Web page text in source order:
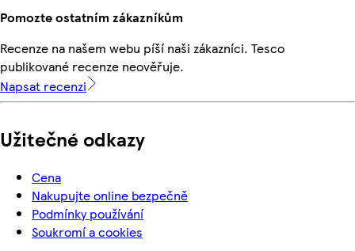
Pomozte ostatním zákazníkům
Recenze na našem webu píší naši zákazníci. Tesco
publikované recenze neověřuje.
Napsat recenzi
Užitečné odkazy
Cena
Nakupujte online bezpečně
Podmínky používání
Soukromí a cookies